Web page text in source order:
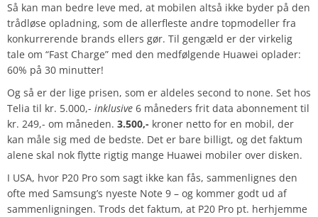
Så kan man bedre leve med, at mobilen altså ikke byder på den
trådløse opladning, som de allerfleste andre topmodeller fra
konkurrerende brands ellers gør. Til gengæld er der virkelig
tale om “Fast Charge” med den medfølgende Huawei oplader:
60% på 30 minutter!
Og så er der lige prisen, som er aldeles second to none. Set hos
Telia til kr. 5.000,- inklusive 6 måneders frit data abonnement til
kr. 249,- om måneden. 3.500,- kroner netto for en mobil, der
kan måle sig med de bedste. Det er bare billigt, og det faktum
alene skal nok flytte rigtig mange Huawei mobiler over disken.
I USA, hvor P20 Pro som sagt ikke kan fås, sammenlignes den
ofte med Samsung’s nyeste Note 9 – og kommer godt ud af
sammenligningen. Trods det faktum, at P20 Pro pt. herhjemme